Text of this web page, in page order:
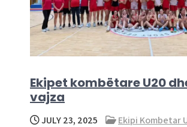
Ekipet kombëtare U20
vajza
JULY 23, 2025
Ekipi Kombetar